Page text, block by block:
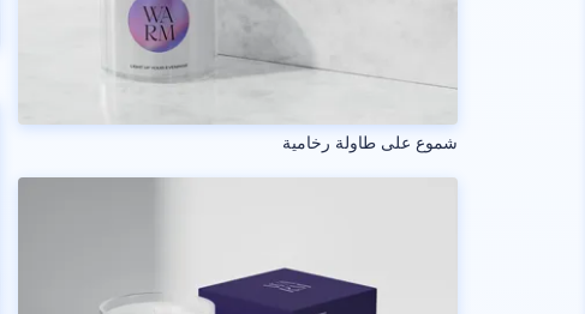
شموع على طاولة رخامية